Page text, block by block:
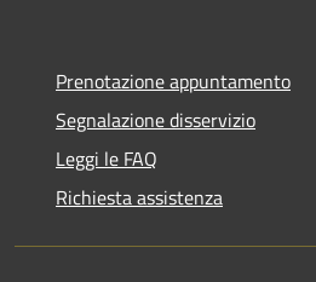
Prenotazione appuntamento
Segnalazione disservizio
Leggi le FAQ
Richiesta assistenza